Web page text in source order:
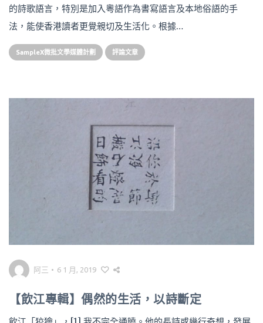
的詩歌語言，特別是加入粵語作為書寫語言及本地俗語的手
法，能使香港讀者更覺親切及生活化。根據…
SampleX微批文學媒體計劃 評論文章
阿三 • 6 1 月, 2019
【飲江專輯】偶然的生活，以詩斷定